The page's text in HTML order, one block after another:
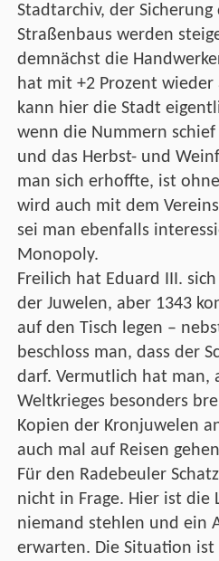
Stadtarchiv, der
Straßenbaus werden
demnächst die
hat mit +2 Prozent wieder
kann hier die Stadt
wenn die Nummern schief
und das Herbst- und
man sich erhoffte, ist
wird auch mit dem
sei man ebenfalls
Monopoly.
Freilich hat Eduard III.
der Juwelen, aber 1343
auf den Tisch legen –
beschloss man, dass der
darf. Vermutlich hat man,
Weltkrieges besonders
Kopien der Kronjuwelen
auch mal auf Reisen
Für den Radebeuler
nicht in Frage. Hier ist die
niemand stehlen und ein
erwarten. Die Situation